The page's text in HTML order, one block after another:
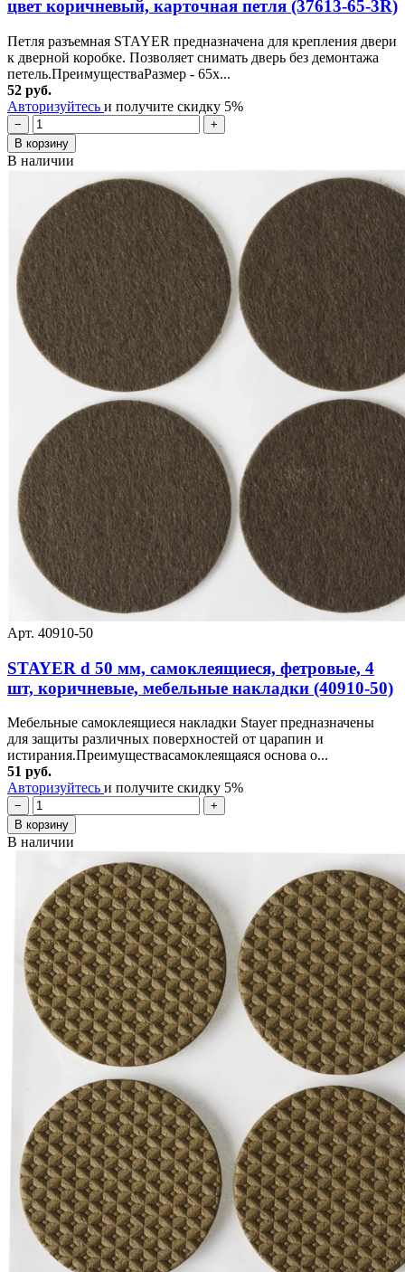
цвет коричневый, карточная петля (37613-65-3R)
Петля разъемная STAYER предназначена для крепления двери
к дверной коробке. Позволяет снимать дверь без демонтажа
петель.ПреимуществаРазмер - 65x...
52 руб.
Авторизуйтесь и получите скидку 5%
−
+
В корзину
В наличии
Арт. 40910-50
STAYER d 50 мм, самоклеящиеся, фетровые, 4
шт, коричневые, мебельные накладки (40910-50)
Мебельные самоклеящиеся накладки Stayer предназначены
для защиты различных поверхностей от царапин и
истирания.Преимуществасамоклеящаяся основа о...
51 руб.
Авторизуйтесь и получите скидку 5%
−
+
В корзину
В наличии